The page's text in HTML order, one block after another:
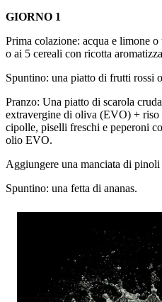
GIORNO 1
Prima colazione: acqua e limone
o ai 5 cereali con ricotta
Spuntino: una piatto di frutti rossi
Pranzo: Una piatto di scarola
extravergine di oliva (EVO) + riso
cipolle, piselli freschi e peperoni
olio EVO.
Aggiungere una manciata di pinoli
Spuntino: una fetta di ananas.